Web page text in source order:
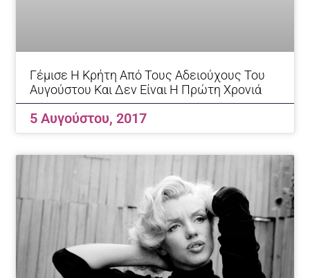
Γέμισε Η Κρήτη Από Τους Αδειούχους Του
Αυγούστου Και Δεν Είναι Η Πρώτη Χρονιά
5 Αυγούστου, 2017